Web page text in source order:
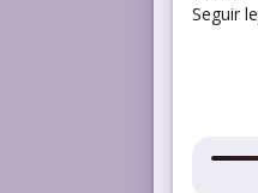
Seguir